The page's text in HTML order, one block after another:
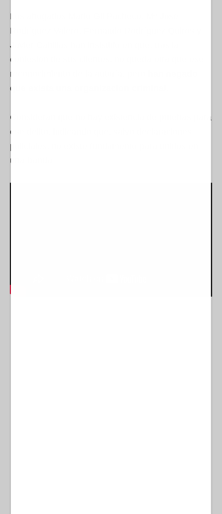
Los abogados Mario Gil Pacheco, Mª José
Rodríguez Valero, Fernando Rodríguez Quiros y
Javier Cabillas han insistido en que, tras la
confesión de sus clientes, no queda otra que ese
reconocimiento de la autoría, pero
que exista una organización criminal.
Consideran que no hay existencia de pruebas para
ese delito, indicando que, salvo declaraciones
policiales, no existe fundamento para unirlos en
una banda.